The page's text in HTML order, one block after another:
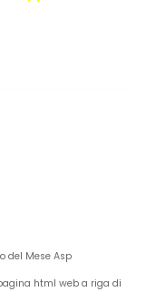
del Mese Asp
html web a riga di